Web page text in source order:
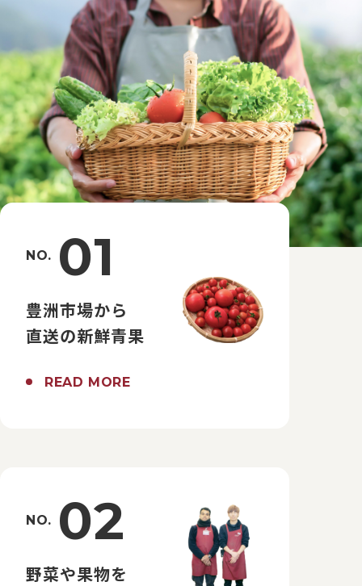
NO. 01
豊洲市場から
直送の新鮮青果
READ MORE
NO. 02
野菜や果物を